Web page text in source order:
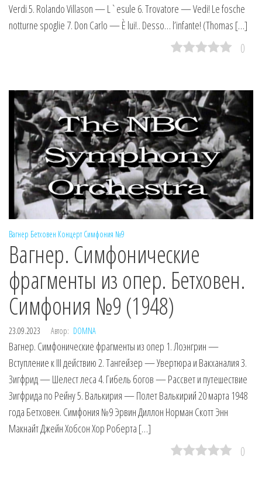
Verdi 5. Rolando Villason — L`esule 6. Trovatore — Vedi! Le fosche
notturne spoglie 7. Don Carlo — È lui!.. Desso… l’infante! (Thomas […]
0
Вагнер Бетховен Концерт Симфония №9
Вагнер. Симфонические
фрагменты из опер. Бетховен.
Симфония №9 (1948)
23.09.2023 Автор: DOMNA
Вагнер. Симфонические фрагменты из опер 1. Лоэнгрин —
Вступление к III действию 2. Тангейзер — Увертюра и Вакханалия 3.
Зигфрид — Шелест леса 4. Гибель богов — Рассвет и путешествие
Зигфрида по Рейну 5. Валькирия — Полет Валькирий 20 марта 1948
года Бетховен. Симфония №9 Эрвин Диллон Норман Скотт Энн
Макнайт Джейн Хобсон Хор Роберта […]
0